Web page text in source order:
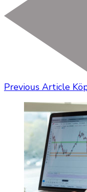
Previous Article